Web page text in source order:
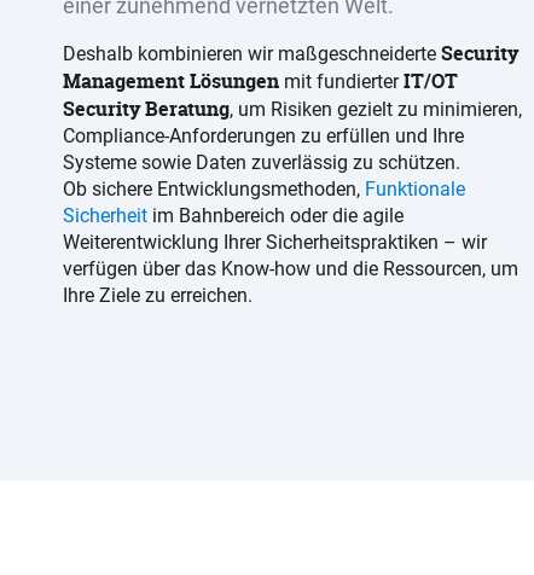
einer zunehmend vernetzten Welt.
Deshalb kombinieren wir maßgeschneiderte Security
Management Lösungen mit fundierterIT/OT
Security Beratung, um Risiken gezielt zu minimieren,
Compliance-Anforderungen zu erfüllen und Ihre
Systeme sowie Daten zuverlässig zu schützen.
Ob sichere Entwicklungsmethoden, Funktionale
Sicherheit im Bahnbereich oder die agile
Weiterentwicklung Ihrer Sicherheitspraktiken – wir
verfügen über das Know-how und die Ressourcen, um
Ihre Ziele zu erreichen.